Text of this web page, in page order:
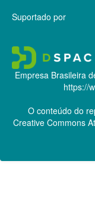
Suportado por
Empresa Brasileira
https://
O conteúdo do
Creative Commons